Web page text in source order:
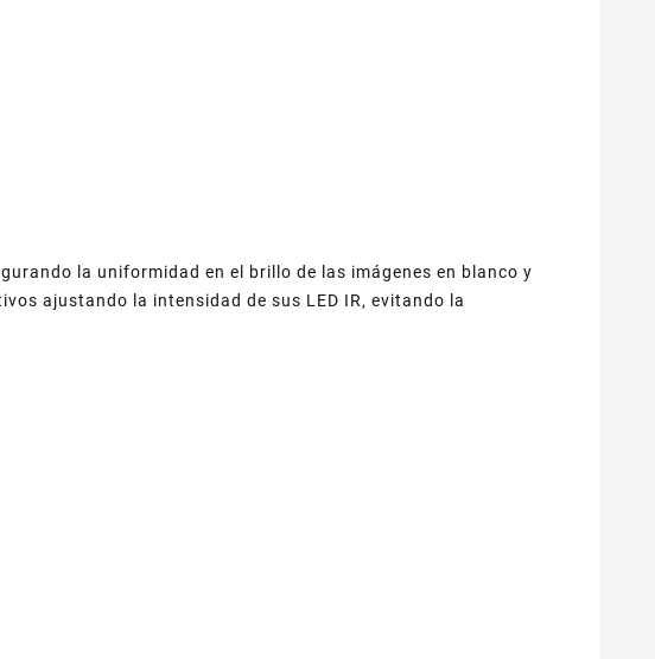
la uniformidad en el brillo de las imágenes en blanco y
ajustando la intensidad de sus LED IR, evitando la